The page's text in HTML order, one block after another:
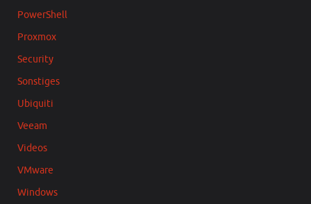
PowerShell
Proxmox
Security
Sonstiges
Ubiquiti
Veeam
Videos
VMware
Windows